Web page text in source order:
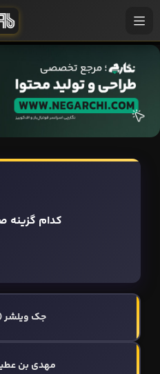
کدام
جک ویلشر
مهدی بن‌